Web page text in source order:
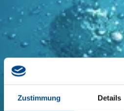
Zustimmung Details